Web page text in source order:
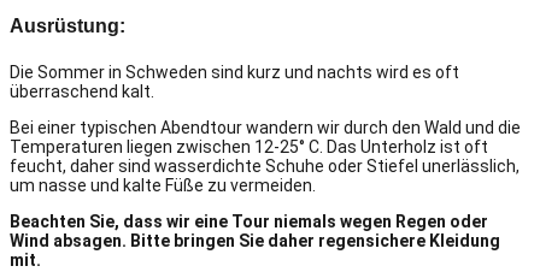
Ausrüstung:
Die Sommer in Schweden sind kurz und nachts wird es oft
überraschend kalt.
Bei einer typischen Abendtour wandern wir durch den Wald und die
Temperaturen liegen zwischen 12-25° C. Das Unterholz ist oft
feucht, daher sind wasserdichte Schuhe oder Stiefel unerlässlich,
um nasse und kalte Füße zu vermeiden.
Beachten Sie, dass wir eine Tour niemals wegen Regen oder
Wind absagen. Bitte bringen Sie daher regensichere Kleidung
mit.